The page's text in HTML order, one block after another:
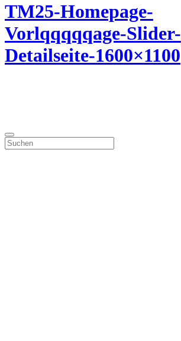
TM25-Homepage-
Vorlqqqqqage-Slider-
Detailseite-1600×1100